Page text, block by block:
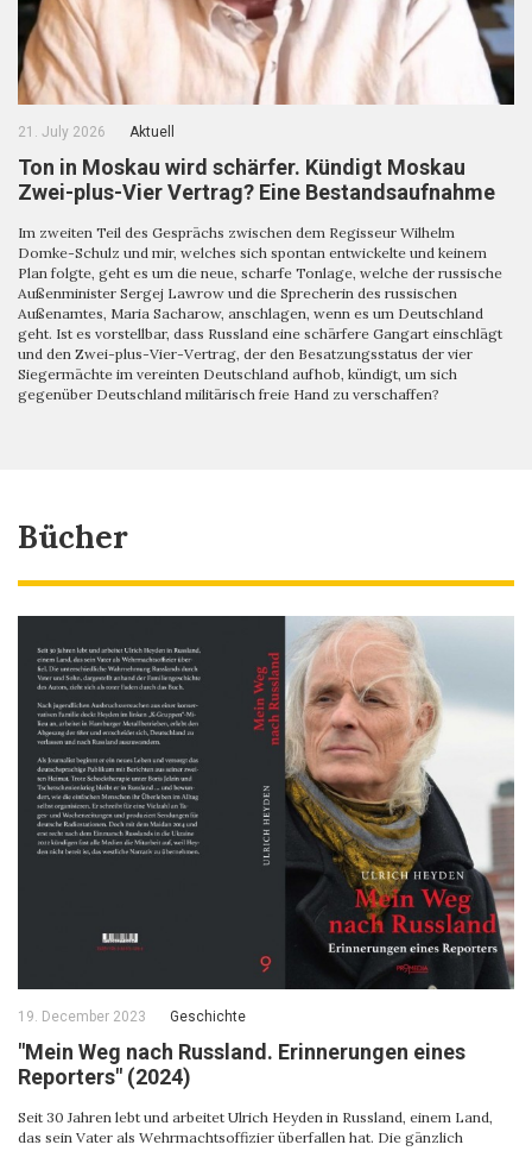
21. July 2026 Aktuell
Ton in Moskau wird schärfer. Kündigt Moskau
Zwei-plus-Vier Vertrag? Eine Bestandsaufnahme
Im zweiten Teil des Gesprächs zwischen dem Regisseur Wilhelm
Domke-Schulz und mir, welches sich spontan entwickelte und keinem
Plan folgte, geht es um die neue, scharfe Tonlage, welche der russische
Außenminister Sergej Lawrow und die Sprecherin des russischen
Außenamtes, Maria Sacharow, anschlagen, wenn es um Deutschland
geht. Ist es vorstellbar, dass Russland eine schärfere Gangart einschlägt
und den Zwei-plus-Vier-Vertrag, der den Besatzungsstatus der vier
Siegermächte im vereinten Deutschland aufhob, kündigt, um sich
gegenüber Deutschland militärisch freie Hand zu verschaffen?
Bücher
19. December 2023 Geschichte
"Mein Weg nach Russland. Erinnerungen eines
Reporters" (2024)
Seit 30 Jahren lebt und arbeitet Ulrich Heyden in Russland, einem Land,
das sein Vater als Wehrmachtsoffizier überfallen hat. Die gänzlich